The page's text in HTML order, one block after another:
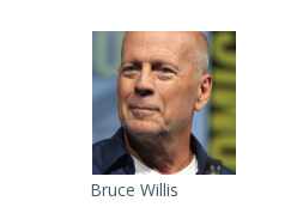
Bruce Willis